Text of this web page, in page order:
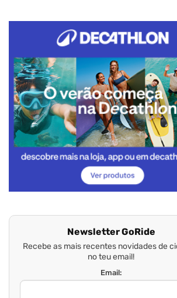
Newsletter GoRide
Recebe as mais recentes novidades de
no teu email!
Email: